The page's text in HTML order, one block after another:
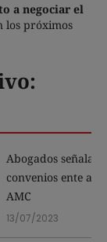
a negociar el
los próximos
Abogados
convenios ente
AMC
13/07/2023